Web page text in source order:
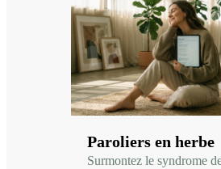
Paroliers en herbe
Surmontez le syndrome